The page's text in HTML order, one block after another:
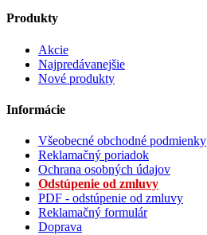
Produkty
Akcie
Najpredávanejšie
Nové produkty
Informácie
Všeobecné obchodné podmienky
Reklamačný poriadok
Ochrana osobných údajov
Odstúpenie od zmluvy
PDF - odstúpenie od zmluvy
Reklamačný formulár
Doprava